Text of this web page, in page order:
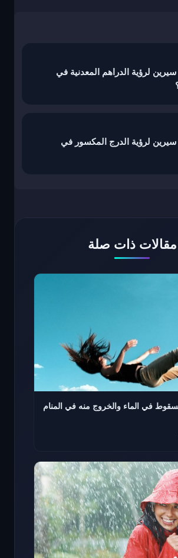
سيرين لرؤية الدراهم المعدنية في
سيرين لرؤية الدرج المكسور في
مقالات ذات صلة
في الماء والخروج منه في المنام